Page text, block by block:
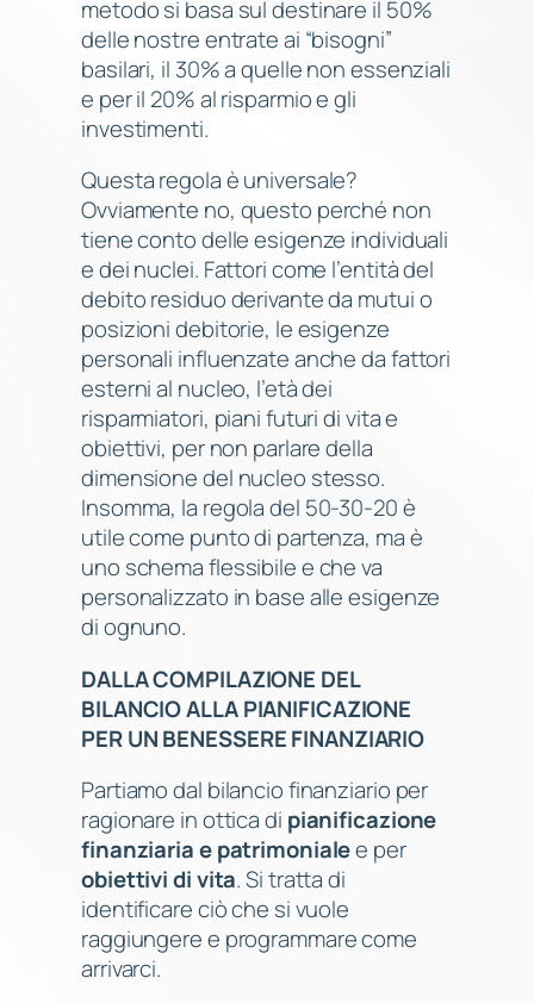
metodo si basa sul destinare il 50%
delle nostre entrate ai “bisogni”
basilari, il 30% a quelle non essenziali
e per il 20% al risparmio e gli
investimenti.
Questa regola è universale?
Ovviamente no, questo perché non
tiene conto delle esigenze individuali
e dei nuclei. Fattori come l’entità del
debito residuo derivante da mutui o
posizioni debitorie, le esigenze
personali influenzate anche da fattori
esterni al nucleo, l’età dei
risparmiatori, piani futuri di vita e
obiettivi, per non parlare della
dimensione del nucleo stesso.
Insomma, la regola del 50-30-20 è
utile come punto di partenza, ma è
uno schema flessibile e che va
personalizzato in base alle esigenze
di ognuno.
DALLA COMPILAZIONE DEL
BILANCIO ALLA PIANIFICAZIONE
PER UN BENESSERE FINANZIARIO
Partiamo dal bilancio finanziario per
ragionare in ottica di pianificazione
finanziaria e patrimonialee per
obiettivi di vita. Si tratta di
identificare ciò che si vuole
raggiungere e programmare come
arrivarci.